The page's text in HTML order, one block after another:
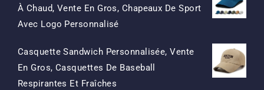
À Chaud, Vente En Gros, Chapeaux De Sport
Avec Logo PersonnaliséLe
D'origine
Était:
Le
Actuel
Est:
Casquette Sandwich Personnalisée, Vente
En Gros, Casquettes De Baseball
Respirantes Et Fraîches